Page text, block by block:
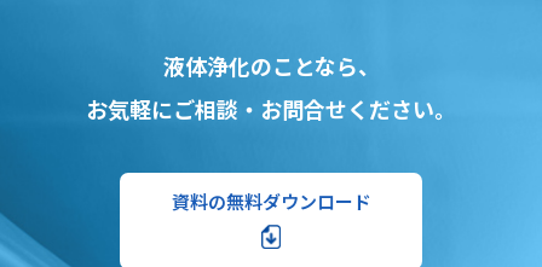
液体浄化のことなら、
お気軽にご相談・お問合せください。
資料の無料ダウンロード